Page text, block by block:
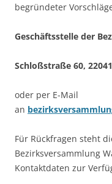
begründeter
Geschäftsstelle der
Schloßstraße 60,
oder per E-Mail
an
Für Rückfragen steht
Bezirksversammlung
Kontaktdaten zur